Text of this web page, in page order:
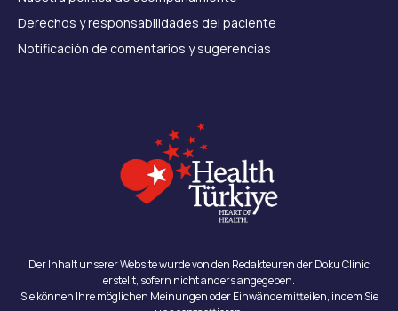
Derechos y responsabilidades del paciente
Notificación de comentarios y sugerencias
Der Inhalt unserer Website wurde von den Redakteuren der Doku Clinic
erstellt, sofern nicht anders angegeben.
Sie können Ihre möglichen Meinungen oder Einwände mitteilen, indem Sie